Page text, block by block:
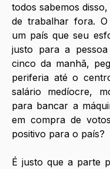
todos sabemos
de trabalhar fora. O
um país que seu
justo para a
cinco da manhã,
periferia até o
salário medíocre,
para bancar a
em compra de
positivo para o país?
É justo que a parte